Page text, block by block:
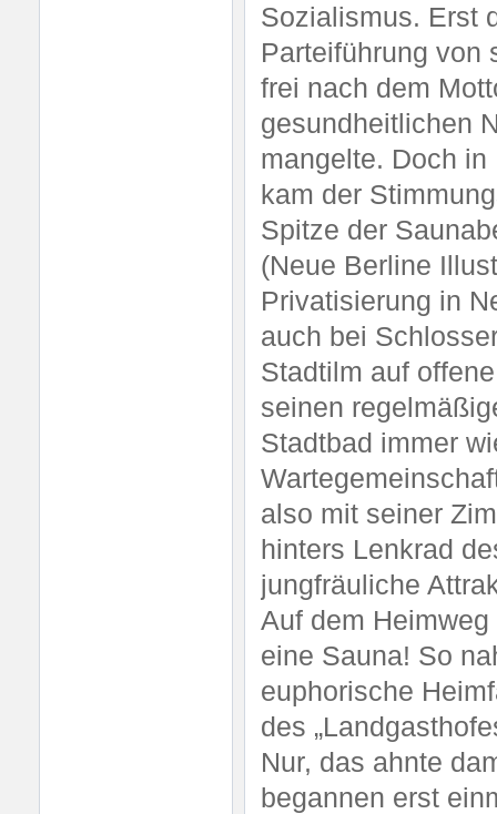
Sozialismus. Erst
Parteiführung von
frei nach dem
gesundheitlichen
mangelte. Doch
kam der
Spitze der
(Neue Berline
Privatisierung in
auch bei
Stadtilm auf
seinen
Stadtbad immer
also mit seiner
hinters Lenkrad
jungfräuliche
Auf dem
eine Sauna! So
euphorische
des
Nur, das ahnte
begannen erst